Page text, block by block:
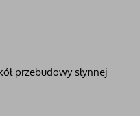
przebudowy słynnej